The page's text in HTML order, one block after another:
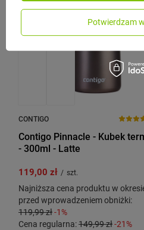
CONTIGO
Contigo Pinnacle - Kubek
- 300ml - Latte
119,00 zł / szt.
Najniższa cena produktu w
przed wprowadzeniem obniżki:
119,99 zł-1%
Cena regularna:149,99 zł-21%
Potwierdzam